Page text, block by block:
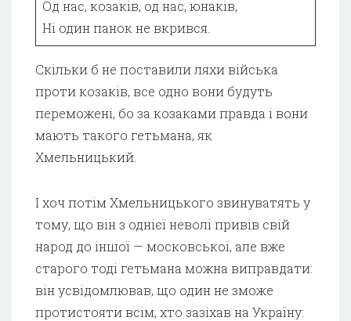
Од нас, козаків, од нас, юнаків,
Ні один панок не вкрився.
Скільки б не поставили ляхи війська
проти козаків, все одно вони будуть
переможені, бо за козаками правда і вони
мають такого гетьмана, як
Хмельницький.
І хоч потім Хмельницького звинуватять у
тому, що він з однієї неволі привів свій
народ до іншої — московської, але вже
старого тоді гетьмана можна виправдати:
він усвідомлював, що один не зможе
протистояти всім, хто зазіхав на Україну: